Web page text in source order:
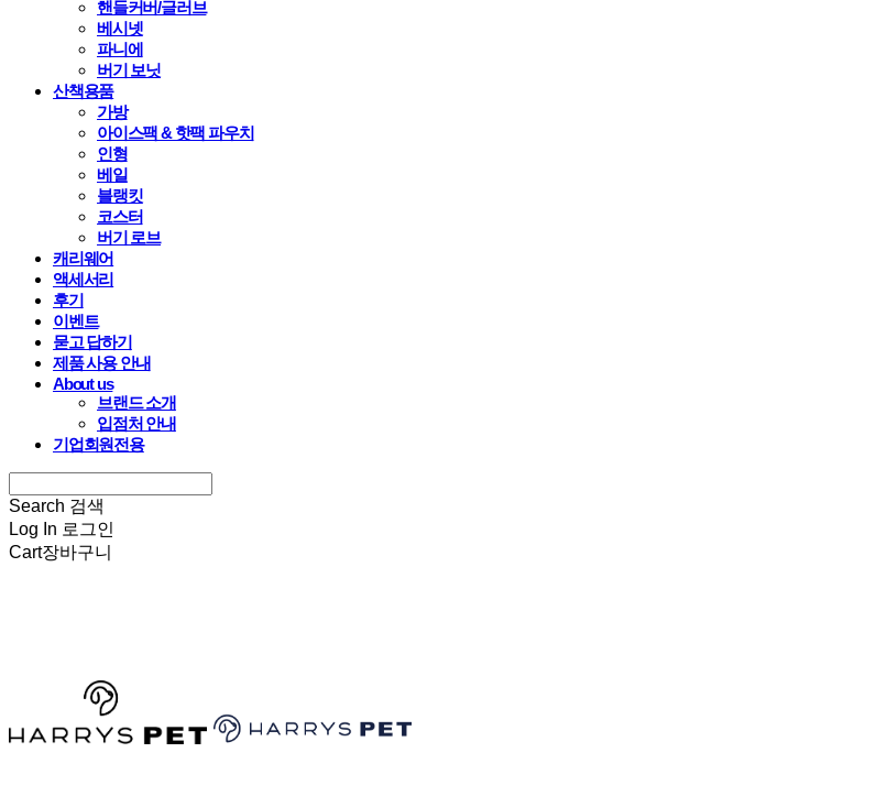
핸들커버/글러브
베시넷
파니에
버기 보닛
산책용품
가방
아이스팩 & 핫팩 파우치
인형
베일
블랭킷
코스터
버기 로브
캐리웨어
액세서리
후기
이벤트
묻고 답하기
제품 사용 안내
About us
브랜드 소개
입점처 안내
기업회원전용
Search 검색
Log In 로그인
Cart장바구니